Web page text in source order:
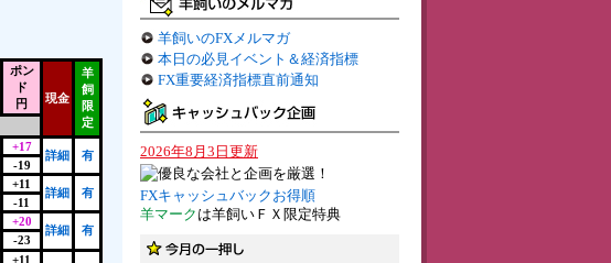
ポン
ド
円
現金
羊
飼
限
定
+17
詳細 有
-19
+11
詳細 有
-11
+20
詳細 有
-23
+11
羊飼いのFXメルマガ
本日の必見イベント＆経済指標
FX重要経済指標直前通知
2026年8月3日更新
FXキャッシュバックお得順
羊マーク は羊飼いＦＸ限定特典